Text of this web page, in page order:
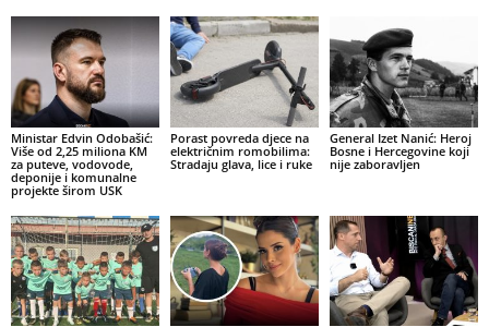
Ministar Edvin Odobašić:
Više od 2,25 miliona KM
za puteve, vodovode,
deponije i komunalne
projekte širom USK
Porast povreda djece na
električnim romobilima:
Stradaju glava, lice i ruke
General Izet Nanić: Heroj
Bosne i Hercegovine koji
nije zaboravljen